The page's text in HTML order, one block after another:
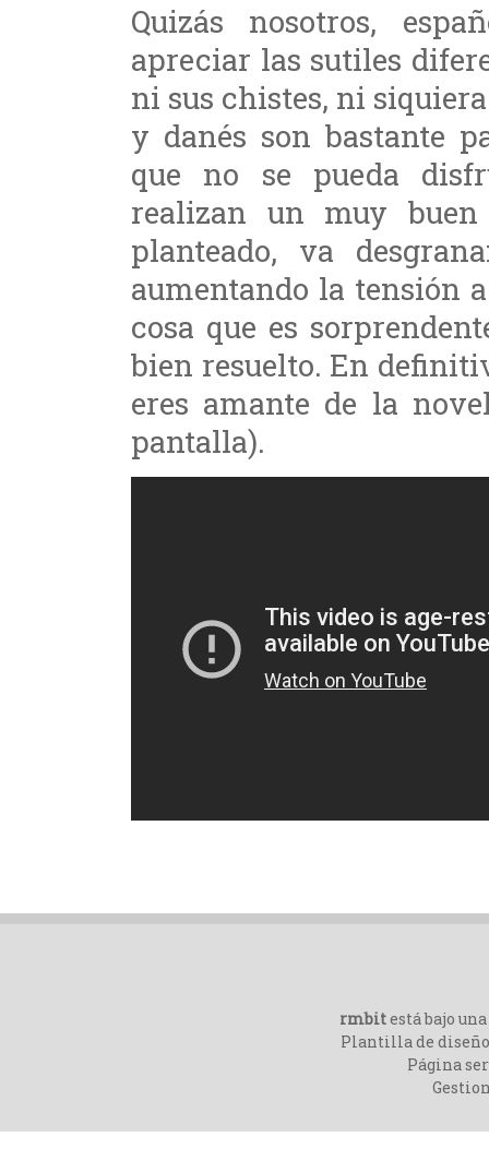
Quizás nosotros,
apreciar las sutiles
ni sus chistes, ni
y danés son bastante
que no se pueda
realizan un muy
planteado, va
aumentando la tensión
cosa que es
bien resuelto. En
eres amante de la
pantalla).
rmbitestá bajo una
Plantilla de
Página